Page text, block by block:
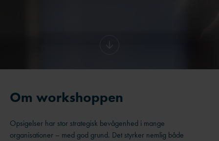
Om workshoppen
Opsigelser har stor strategisk bevågenhed i mange
organisationer – med god grund. Det styrker nemlig både